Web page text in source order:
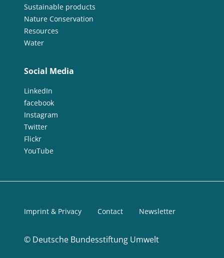
Sustainable products
Nature Conservation
Resources
Water
Social Media
LinkedIn
facebook
Instagram
Twitter
Flickr
YouTube
© Deutsche Bundesstiftung Umwelt
Imprint & Privacy Contact Newsletter